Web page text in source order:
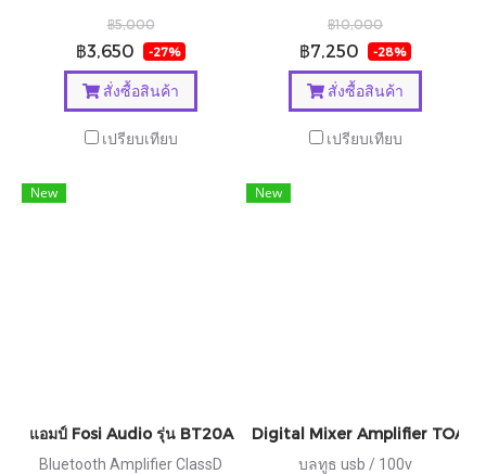
฿5,000
฿3,650 -27%
สั่งซื้อสินค้า
เปรียบเทียบ
฿10,000
฿7,250 -28%
สั่งซื้อสินค้า
เปรียบเทียบ
New
แอมป์ Fosi Audio รุ่น BT20A
Bluetooth Amplifier ClassD
New
Digital Mixer Amplifier TOA รุ่
บลทูธ usb / 100v